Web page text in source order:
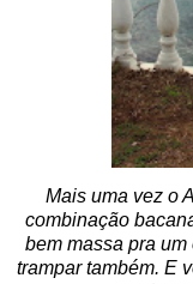
Mais uma vez o
combinação
bem massa pra
trampar também. E